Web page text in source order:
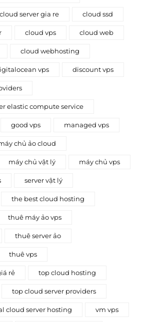
cloud server gia re cloud ssd
cloud vps cloud web
cloud webhosting
vps discount vps
elastic compute service
good vps managed vps
chủ ảo cloud
máy chủ vật lý máy chủ vps
server vật lý
the best cloud hosting
thuê máy ảo vps
thuê server ảo
thuê vps
rẻ top cloud hosting
top cloud server providers
cloud server hosting vm vps